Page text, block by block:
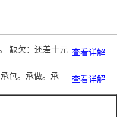
缺欠：还差十元 查看详解
包。承做。承
查看详解